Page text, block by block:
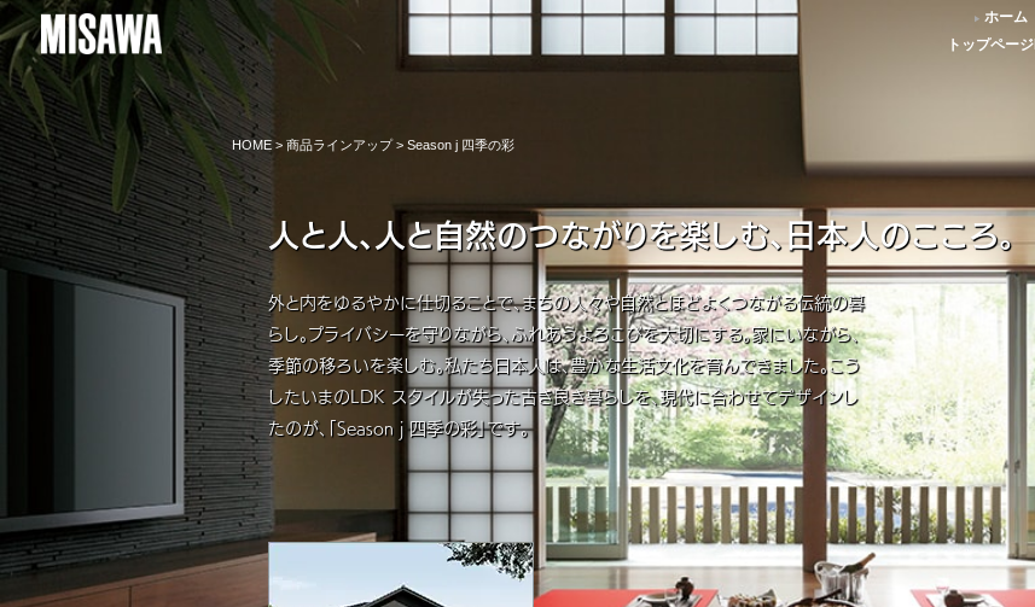
ホーム
トップページ
HOME > 商品ラインアップ> Season j 四季の彩
人と人、人と自然のつながりを楽しむ、日本人のこころ。
外と内をゆるやかに仕切ることで、まちの人々や自然とほどよくつながる伝統の暮
らし。プライバシーを守りながら、ふれあうよろこびを大切にする。家にいながら、
季節の移ろいを楽しむ。私たち日本人は、豊かな生活文化を育んできました。こう
したいまのLDK スタイルが失った古き良き暮らしを、現代に合わせてデザインし
たのが、「Season j 四季の彩」です。